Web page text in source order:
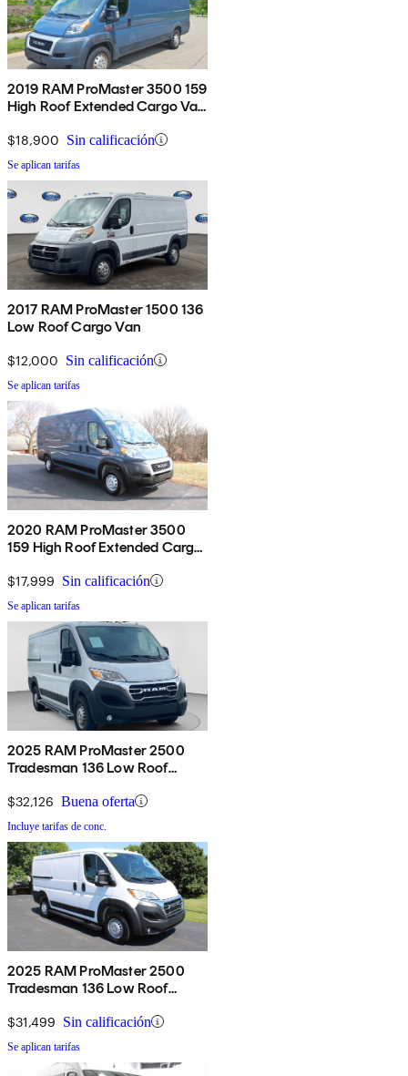
2019 RAM ProMaster 3500 159
High Roof Extended Cargo Van
$18,900 Sin calificación
Se aplican tarifas
2017 RAM ProMaster 1500 136
Low Roof Cargo Van
$12,000 Sin calificación
Se aplican tarifas
2020 RAM ProMaster 3500
159 High Roof Extended Cargo
$17,999 Sin calificación
Se aplican tarifas
2025 RAM ProMaster 2500
Tradesman 136 Low Roof
$32,126 Buena oferta
Incluye tarifas de conc.
2025 RAM ProMaster 2500
Tradesman 136 Low Roof
$31,499 Sin calificación
Se aplican tarifas